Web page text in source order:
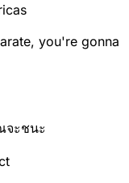
you're gonna
จะชนะ